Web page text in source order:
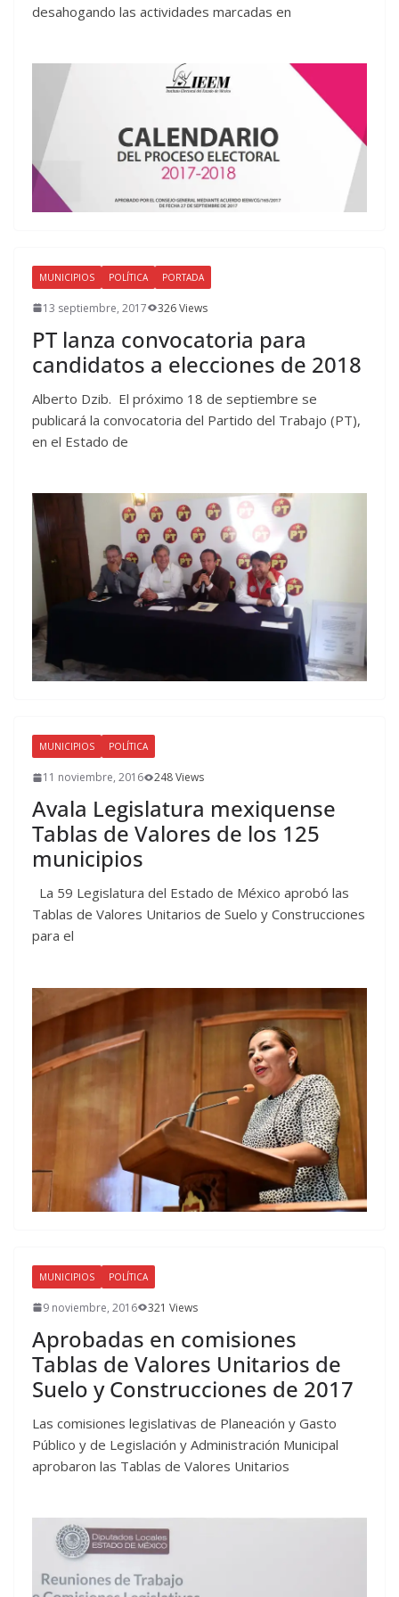
desahogando las actividades marcadas en
MUNICIPIOS POLÍTICA PORTADA
13 septiembre, 2017 326 Views
PT lanza convocatoria para
candidatos a elecciones de 2018
Alberto Dzib. El próximo 18 de septiembre se
publicará la convocatoria del Partido del Trabajo (PT),
en el Estado de
MUNICIPIOS POLÍTICA
11 noviembre, 2016 248 Views
Avala Legislatura mexiquense
Tablas de Valores de los 125
municipios
La 59 Legislatura del Estado de México aprobó las
Tablas de Valores Unitarios de Suelo y Construcciones
para el
MUNICIPIOS POLÍTICA
9 noviembre, 2016 321 Views
Aprobadas en comisiones
Tablas de Valores Unitarios de
Suelo y Construcciones de 2017
Las comisiones legislativas de Planeación y Gasto
Público y de Legislación y Administración Municipal
aprobaron las Tablas de Valores Unitarios